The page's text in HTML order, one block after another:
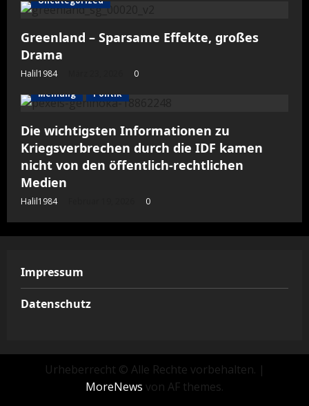
Greenland – Sparsame Effekte, großes
Drama
Halil1984
0
Meinung
Politik
Die wichtigsten Informationen zu
Kriegsverbrechen durch die IDF kamen
nicht von den öffentlich-rechtlichen
Medien
Halil1984 0
Impressum
Datenschutz
Urheberrecht © Alle Rechte vorbehalten. |
MoreNews von AF themes.